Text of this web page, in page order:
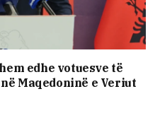
edhe votuesve të
Maqedoninë e Veriut